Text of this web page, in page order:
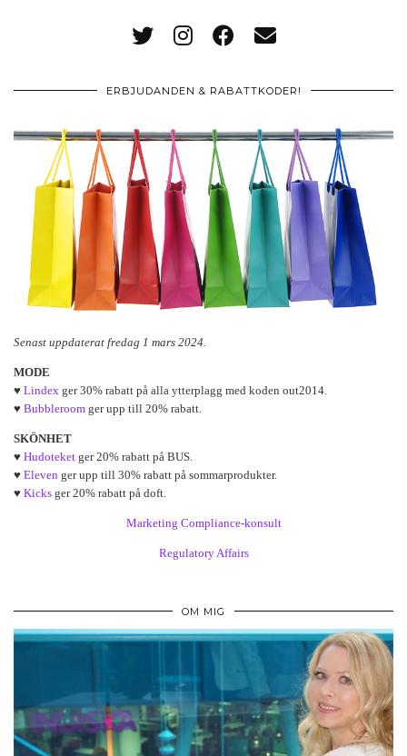
ERBJUDANDEN & RABATTKODER!
Senast uppdaterat fredag 1 mars 2024.
MODE
♥ Lindex ger 30% rabatt på alla ytterplagg med koden out2014.
♥ Bubbleroom ger upp till 20% rabatt.
SKÖNHET
♥ Hudoteket ger 20% rabatt på BUS.
♥ Eleven ger upp till 30% rabatt på sommarprodukter.
♥ Kicks ger 20% rabatt på doft.
Marketing Compliance-konsult
Regulatory Affairs
OM MIG